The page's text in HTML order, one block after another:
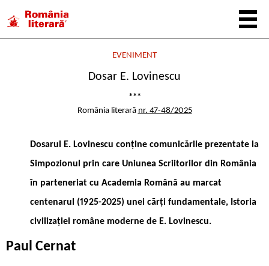
EVENIMENT
Dosar E. Lovinescu
***
România literară nr. 47-48/2025
Dosarul E. Lovinescu conține comunicările prezentate la
Simpozionul prin care Uniunea Scriitorilor din România
în parteneriat cu Academia Română au marcat
centenarul (1925-2025) unei cărți fundamentale, Istoria
civilizației române moderne de E. Lovinescu.
Paul Cernat